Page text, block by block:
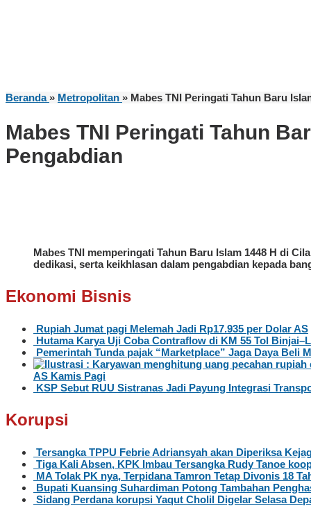
Beranda » Metropolitan » Mabes TNI Peringati Tahun Baru
Mabes TNI Peringati Tahun
Pengabdian
Mabes TNI memperingati Tahun Baru Islam 1448 H di
dedikasi, serta keikhlasan dalam pengabdian kepada
Ekonomi Bisnis
Rupiah Jumat pagi Melemah Jadi Rp17.935 per Dolar AS
Hutama Karya Uji Coba Contraflow di KM 55 Tol
Pemerintah Tunda pajak “Marketplace” Jaga Daya Beli
AS Kamis Pagi
KSP Sebut RUU Sistranas Jadi Payung Integrasi
Korupsi
Tersangka TPPU Febrie Adriansyah akan Diperiksa
Tiga Kali Absen, KPK Imbau Tersangka Rudy Tanoe
MA Tolak PK nya, Terpidana Tamron Tetap Divonis 18
Bupati Kuansing Suhardiman Potong Tambahan
Sidang Perdana korupsi Yaqut Cholil Digelar Selasa